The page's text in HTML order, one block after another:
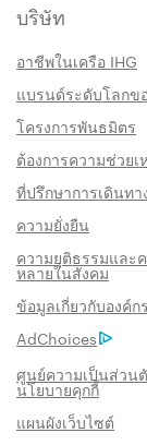
บริษัท
อาชีพในเครือ IHG
แบรนด์ระดับโลกข
โครงการพันธมิตร
ต้องการความช่วยเ
ที่ปรึกษาการเดินทา
ความยั่งยืน
ความยุติธรรมและ
หลายในสังคม
ข้อมูลเกี่ยวกับองค์ก
AdChoices
ศูนย์ความเป็นส่วน
นโยบายคุกกี้
แผนผังเว็บไซต์
สิทธิประโ
การรับประ
เราสัญญาว่
ออนไลน์ มิฉ
กว่า พร้อมใ